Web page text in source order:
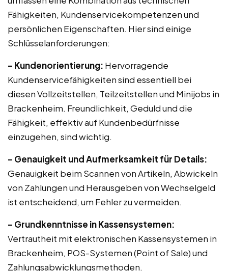
Fähigkeiten, Kundenservicekompetenzen und
persönlichen Eigenschaften. Hier sind einige
Schlüsselanforderungen:
– Kundenorientierung: Hervorragende
Kundenservicefähigkeiten sind essentiell bei
diesen Vollzeitstellen, Teilzeitstellen und Minijobs in
Brackenheim. Freundlichkeit, Geduld und die
Fähigkeit, effektiv auf Kundenbedürfnisse
einzugehen, sind wichtig.
– Genauigkeit und Aufmerksamkeit für Details:
Genauigkeit beim Scannen von Artikeln, Abwickeln
von Zahlungen und Herausgeben von Wechselgeld
ist entscheidend, um Fehler zu vermeiden.
– Grundkenntnisse in Kassensystemen:
Vertrautheit mit elektronischen Kassensystemen in
Brackenheim, POS-Systemen (Point of Sale) und
Zahlungsabwicklungsmethoden.